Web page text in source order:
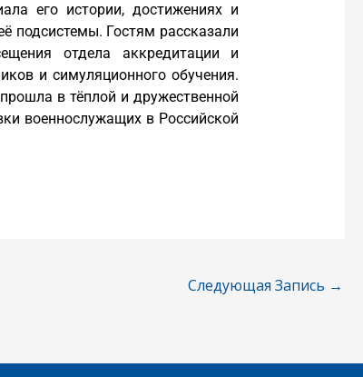
его истории, достижениях и
подсистемы. Гостям рассказали
отдела аккредитации и
и симуляционного обучения.
в тёплой и дружественной
военнослужащих в Российской
Следующая Запись →